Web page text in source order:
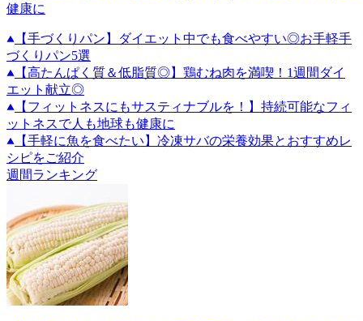
健康に
【手づくりパン】ダイエット中でも食べやすい◎お手軽手
づくりパン5選
【高たんぱく質＆低脂質◎】鶏むね肉を満喫！1週間ダイ
エット献立◎
【フィットネスにもサスティナブルを！】持続可能なフィ
ットネスで人も地球も健康に
【手軽に魚を食べたい】冷凍サバの栄養効果とおすすめレ
シピをご紹介
週間ランキング